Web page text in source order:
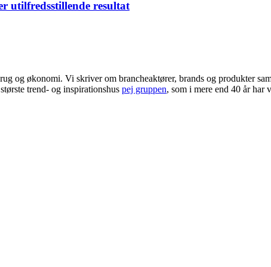
utilfredsstillende resultat
og økonomi. Vi skriver om brancheaktører, brands og produkter
trend- og inspirationshus pej gruppen, som i mere end 40 år har